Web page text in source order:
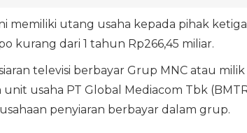
memiliki utang usaha kepada pihak ketiga
kurang dari 1 tahun Rp266,45 miliar.
televisi berbayar Grup MNC atau milik
usaha PT Global Mediacom Tbk
penyiaran berbayar dalam grup.